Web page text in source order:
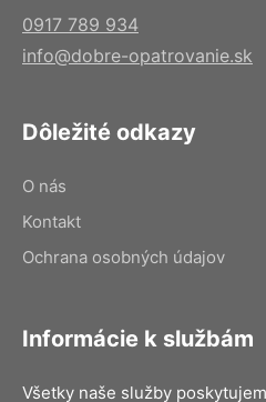
0917 789 934
info@dobre-opatrovanie.sk
Dôležité odkazy
O nás
Kontakt
Ochrana osobných údajov
Informácie k službám
Všetky naše služby